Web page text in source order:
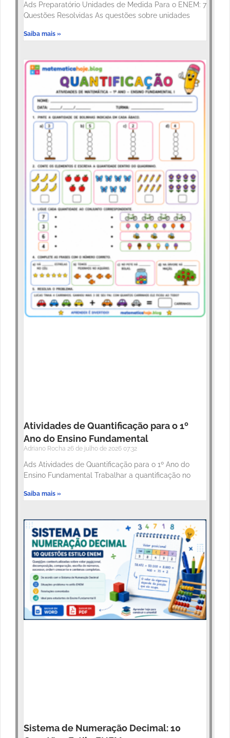
Ads Preparatório Unidades de Medida Para o ENEM: 7
Questões Resolvidas As questões sobre unidades
Saiba mais »
Atividades de Quantificação para o 1º
Ano do Ensino Fundamental
Adriano Rocha 26 de julho de 2026 07:32
Ads Atividades de Quantificação para o 1º Ano do
Ensino Fundamental Trabalhar a quantificação no
Saiba mais »
Sistema de Numeração Decimal: 10